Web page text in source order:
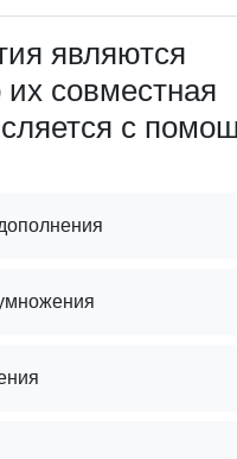
являются
совместная
с